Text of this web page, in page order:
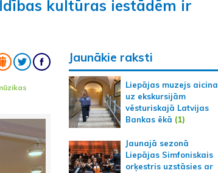
kultūras iestādēm ir
Jaunākie raksti
Liepājas muzejs aicina
uz ekskursijām
vēsturiskajā Latvijas
Bankas ēkā (1)
Jaunajā sezonā
Liepājas Simfoniskais
orķestris uzstāsies ar